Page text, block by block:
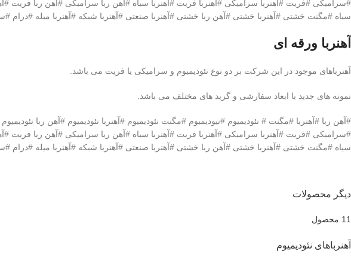
#سرامیکی #فریت #آهنربا سرامیکی #آهنربا فریت #آهنربا سیاه #آهن ربا سرامیکی #آهن ربا
سیاه #مگنت خشتی #آهنربا خشتی #آهن ربا خشتی #آهنربا صنعتی #آهنربا شبکه #آهنربا میله #درام
آهنربا ورقه ای
آهنرباهای موجود در این شرکت بر دو نوع نئودیمیوم و سرامیکی یا فریت می باشد.
نمونه های جدید با ابعاد سفارشی و گرید های مختلف می باشد.
#سرامیکی #فریت #آهنربا سرامیکی #آهنربا فریت #آهنربا سیاه #آهن ربا سرامیکی #آهن ربا
سیاه #مگنت خشتی #آهنربا خشتی #آهن ربا خشتی #آهنربا صنعتی #آهنربا شبکه #آهنربا میله #درام
دیگر محصولات
11 محصول
آهنرباهای نئودیمیوم